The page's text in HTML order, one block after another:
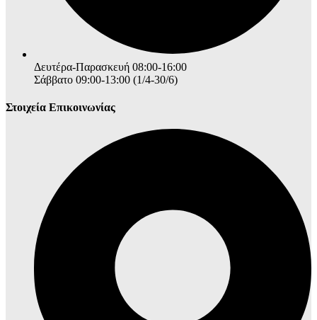
Δευτέρα-Παρασκευή 08:00-16:00
Σάββατο 09:00-13:00 (1/4-30/6)
Στοιχεία Επικοινωνίας